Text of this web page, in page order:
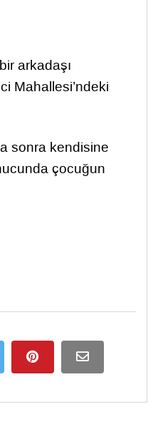
arkadaşı
Mahallesi’ndeki
sonra kendisine
çocuğun